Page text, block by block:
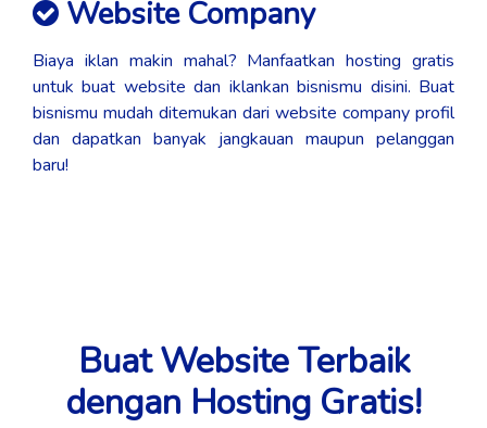
Website Company
Biaya iklan makin mahal? Manfaatkan hosting gratis
untuk buat website dan iklankan bisnismu disini. Buat
bisnismu mudah ditemukan dari website company profil
dan dapatkan banyak jangkauan maupun pelanggan
baru!
Buat Website Terbaik
dengan Hosting Gratis!